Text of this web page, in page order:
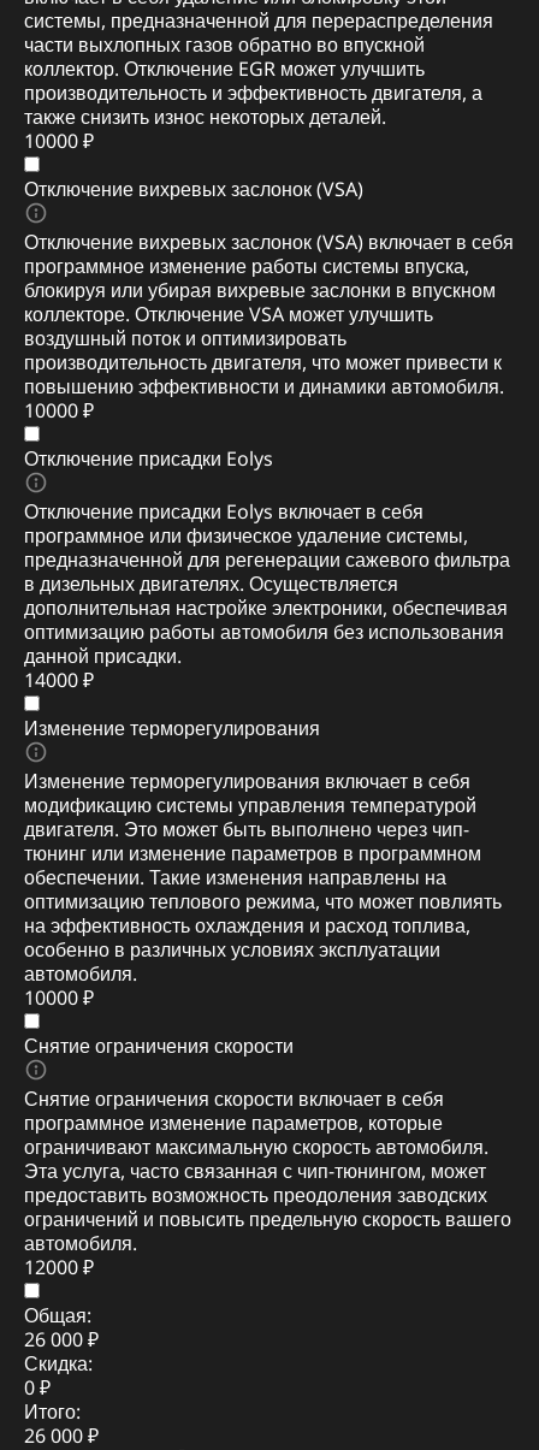
системы, предназначенной для перераспределения
части выхлопных газов обратно во впускной
коллектор. Отключение EGR может улучшить
производительность и эффективность двигателя, а
также снизить износ некоторых деталей.
10000 ₽
Отключение вихревых заслонок (VSA)
Отключение вихревых заслонок (VSA) включает в себя
программное изменение работы системы впуска,
блокируя или убирая вихревые заслонки в впускном
коллекторе. Отключение VSA может улучшить
воздушный поток и оптимизировать
производительность двигателя, что может привести к
повышению эффективности и динамики автомобиля.
10000 ₽
Отключение присадки Eolys
Отключение присадки Eolys включает в себя
программное или физическое удаление системы,
предназначенной для регенерации сажевого фильтра
в дизельных двигателях. Осуществляется
дополнительная настройке электроники, обеспечивая
оптимизацию работы автомобиля без использования
данной присадки.
14000 ₽
Изменение терморегулирования
Изменение терморегулирования включает в себя
модификацию системы управления температурой
двигателя. Это может быть выполнено через чип-
тюнинг или изменение параметров в программном
обеспечении. Такие изменения направлены на
оптимизацию теплового режима, что может повлиять
на эффективность охлаждения и расход топлива,
особенно в различных условиях эксплуатации
автомобиля.
10000 ₽
Снятие ограничения скорости
Снятие ограничения скорости включает в себя
программное изменение параметров, которые
ограничивают максимальную скорость автомобиля.
Эта услуга, часто связанная с чип-тюнингом, может
предоставить возможность преодоления заводских
ограничений и повысить предельную скорость вашего
автомобиля.
12000 ₽
Общая:
26 000 ₽
Скидка:
0 ₽
Итого:
26 000 ₽